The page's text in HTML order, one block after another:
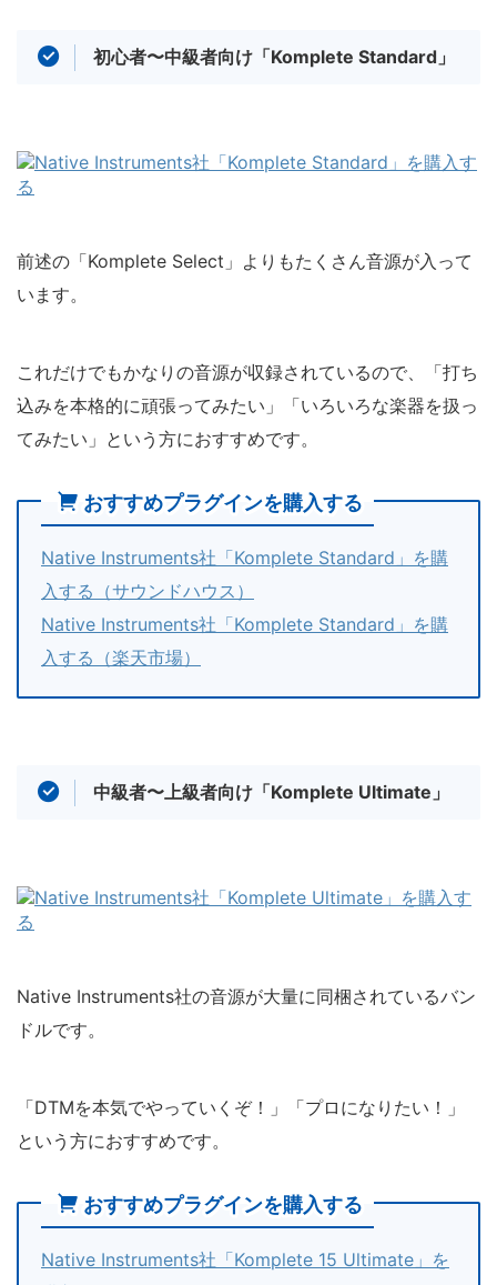
初心者〜中級者向け「Komplete Standard」
前述の「Komplete Select」よりもたくさん音源が入って
います。
これだけでもかなりの音源が収録されているので、「打ち
込みを本格的に頑張ってみたい」「いろいろな楽器を扱っ
てみたい」という方におすすめです。
おすすめプラグインを購入する
Native Instruments社「Komplete Standard」を購
入する（サウンドハウス）
Native Instruments社「Komplete Standard」を購
入する（楽天市場）
中級者〜上級者向け「Komplete Ultimate」
Native Instruments社の音源が大量に同梱されているバン
ドルです。
「DTMを本気でやっていくぞ！」「プロになりたい！」
という方におすすめです。
おすすめプラグインを購入する
Native Instruments社「Komplete 15 Ultimate」を